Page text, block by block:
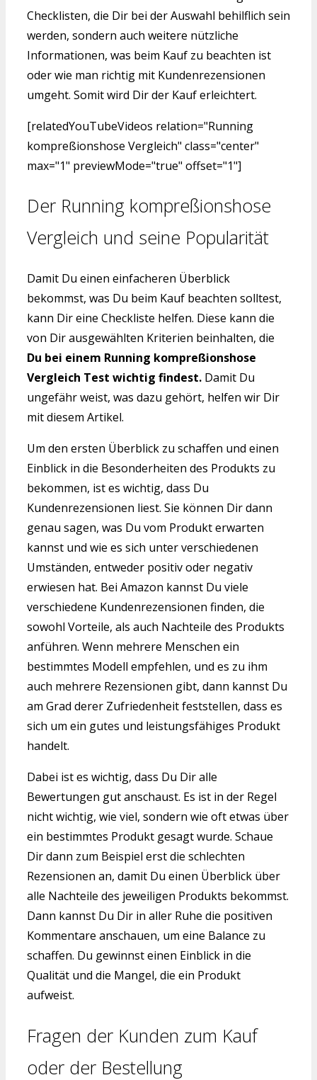
Checklisten, die Dir bei der Auswahl behilflich sein
werden, sondern auch weitere nützliche
Informationen, was beim Kauf zu beachten ist
oder wie man richtig mit Kundenrezensionen
umgeht. Somit wird Dir der Kauf erleichtert.
[relatedYouTubeVideos relation="Running
kompreßionshose Vergleich" class="center"
max="1" previewMode="true" offset="1"]
Der Running kompreßionshose
Vergleich und seine Popularität
Damit Du einen einfacheren Überblick
bekommst, was Du beim Kauf beachten solltest,
kann Dir eine Checkliste helfen. Diese kann die
von Dir ausgewählten Kriterien beinhalten, die
Du bei einem Running kompreßionshose
Vergleich Test wichtig findest. Damit Du
ungefähr weist, was dazu gehört, helfen wir Dir
mit diesem Artikel.
Um den ersten Überblick zu schaffen und einen
Einblick in die Besonderheiten des Produkts zu
bekommen, ist es wichtig, dass Du
Kundenrezensionen liest. Sie können Dir dann
genau sagen, was Du vom Produkt erwarten
kannst und wie es sich unter verschiedenen
Umständen, entweder positiv oder negativ
erwiesen hat. Bei Amazon kannst Du viele
verschiedene Kundenrezensionen finden, die
sowohl Vorteile, als auch Nachteile des Produkts
anführen. Wenn mehrere Menschen ein
bestimmtes Modell empfehlen, und es zu ihm
auch mehrere Rezensionen gibt, dann kannst Du
am Grad derer Zufriedenheit feststellen, dass es
sich um ein gutes und leistungsfähiges Produkt
handelt.
Dabei ist es wichtig, dass Du Dir alle
Bewertungen gut anschaust. Es ist in der Regel
nicht wichtig, wie viel, sondern wie oft etwas über
ein bestimmtes Produkt gesagt wurde. Schaue
Dir dann zum Beispiel erst die schlechten
Rezensionen an, damit Du einen Überblick über
alle Nachteile des jeweiligen Produkts bekommst.
Dann kannst Du Dir in aller Ruhe die positiven
Kommentare anschauen, um eine Balance zu
schaffen. Du gewinnst einen Einblick in die
Qualität und die Mangel, die ein Produkt
aufweist.
Fragen der Kunden zum Kauf
oder der Bestellung